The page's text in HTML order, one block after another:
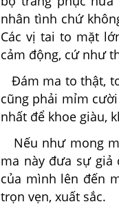
nhân tình chứ
Các vị tai to mặt
cảm động, cứ như
Đám ma to thật,
cũng phải mỉm
nhất để khoe giàu,
Nếu như mong
ma này đưa sự
của mình lên đến
trọn vẹn, xuất sắc.